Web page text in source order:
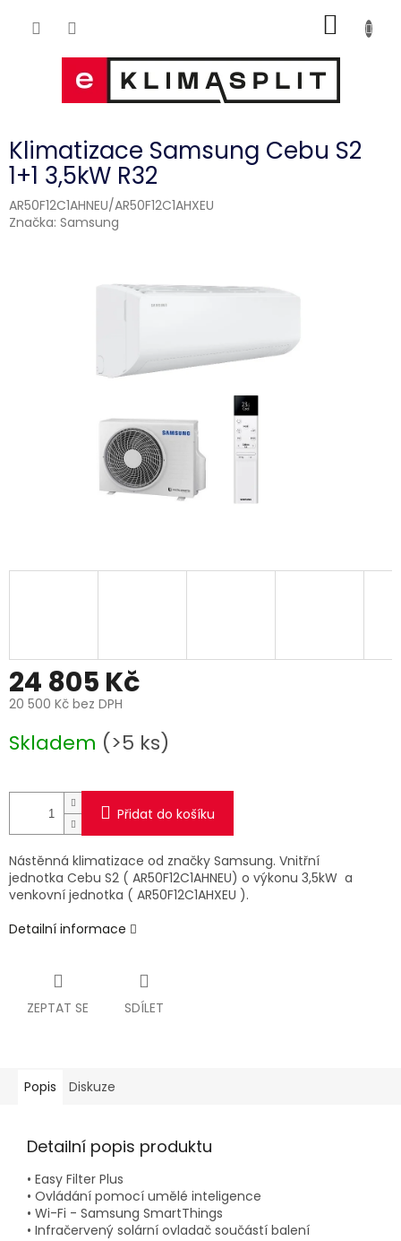
KOŠÍK
Klimatizace Samsung Cebu S2
1+1 3,5kW R32
AR50F12C1AHNEU/AR50F12C1AHXEU
Značka: Samsung
24 805 Kč
20 500 Kč bez DPH
cena:
Skladem (>5 ks)
Přidat do košíku
Nástěnná klimatizace od značky Samsung. Vnitřní
jednotka Cebu S2 ( AR50F12C1AHNEU) o výkonu 3,5kW a
venkovní jednotka ( AR50F12C1AHXEU ).
Detailní informace
ZEPTAT SE SDÍLET
Popis Diskuze
Detailní popis produktu
• Easy Filter Plus
• Ovládání pomocí umělé inteligence
• Wi-Fi - Samsung SmartThings
• Infračervený solární ovladač součástí balení